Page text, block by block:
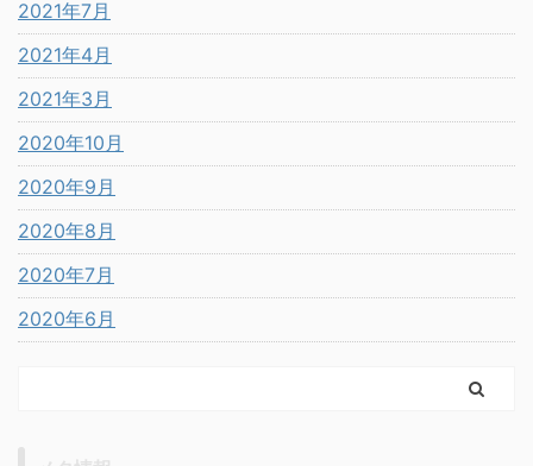
2021年7月
2021年4月
2021年3月
2020年10月
2020年9月
2020年8月
2020年7月
2020年6月